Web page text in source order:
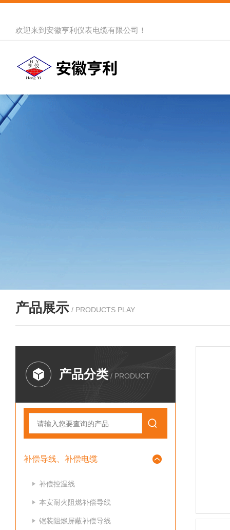
欢迎来到 安徽亨利仪表电缆有限公司 ！
产品展示 / PRODUCTS PLAY
产品分类 / PRODUCT
补偿导线、补偿电缆
补偿控温线
本安耐火阻燃补偿导线
铠装阻燃屏蔽补偿导线